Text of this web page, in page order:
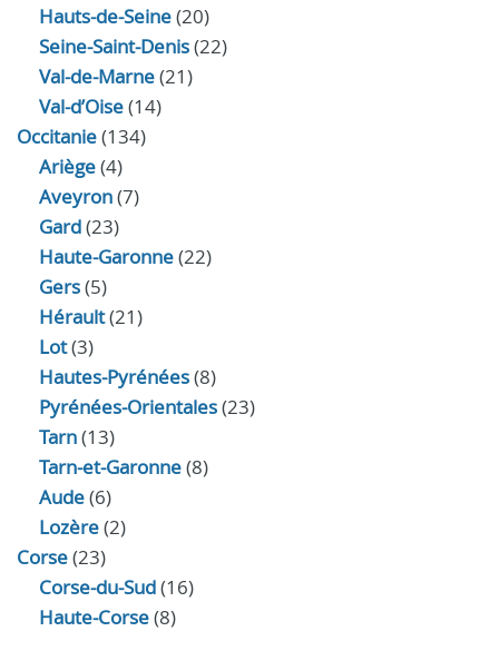
Hauts-de-Seine(20)
Seine-Saint-Denis(22)
Val-de-Marne(21)
Val-d’Oise(14)
Occitanie(134)
Ariège(4)
Aveyron(7)
Gard(23)
Haute-Garonne(22)
Gers(5)
Hérault(21)
Lot(3)
Hautes-Pyrénées(8)
Pyrénées-Orientales(23)
Tarn(13)
Tarn-et-Garonne(8)
Aude(6)
Lozère(2)
Corse(23)
Corse-du-Sud(16)
Haute-Corse(8)